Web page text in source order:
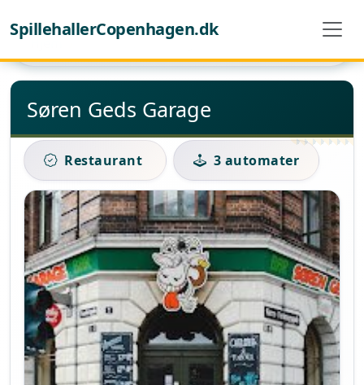
SpillehallerCopenhagen.dk
Søren Geds Garage
Søren Geds Garage
Restaurant 3 automater